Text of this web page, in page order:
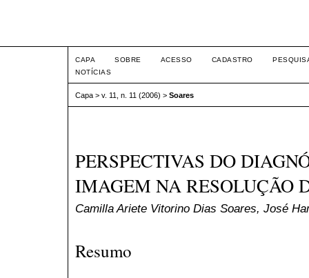
CAPA SOBRE ACESSO CADASTRO
NOTÍCIAS
Capa > v. 11, n. 11 (2006) > Soares
PERSPECTIVAS DO
IMAGEM NA RESOLUÇÃO
Camilla Ariete Vitorino Dias Soares, José
Resumo